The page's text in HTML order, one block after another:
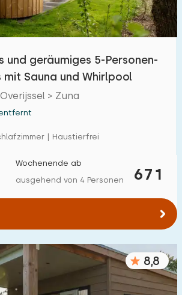
30
:
10 20
5 10 20
:
und geräumiges 5-Personen-
mit Sauna und Whirlpool
> Zuna
| Haustierfrei
671
Wochenende ab
ausgehend von 4 Personen
8,8